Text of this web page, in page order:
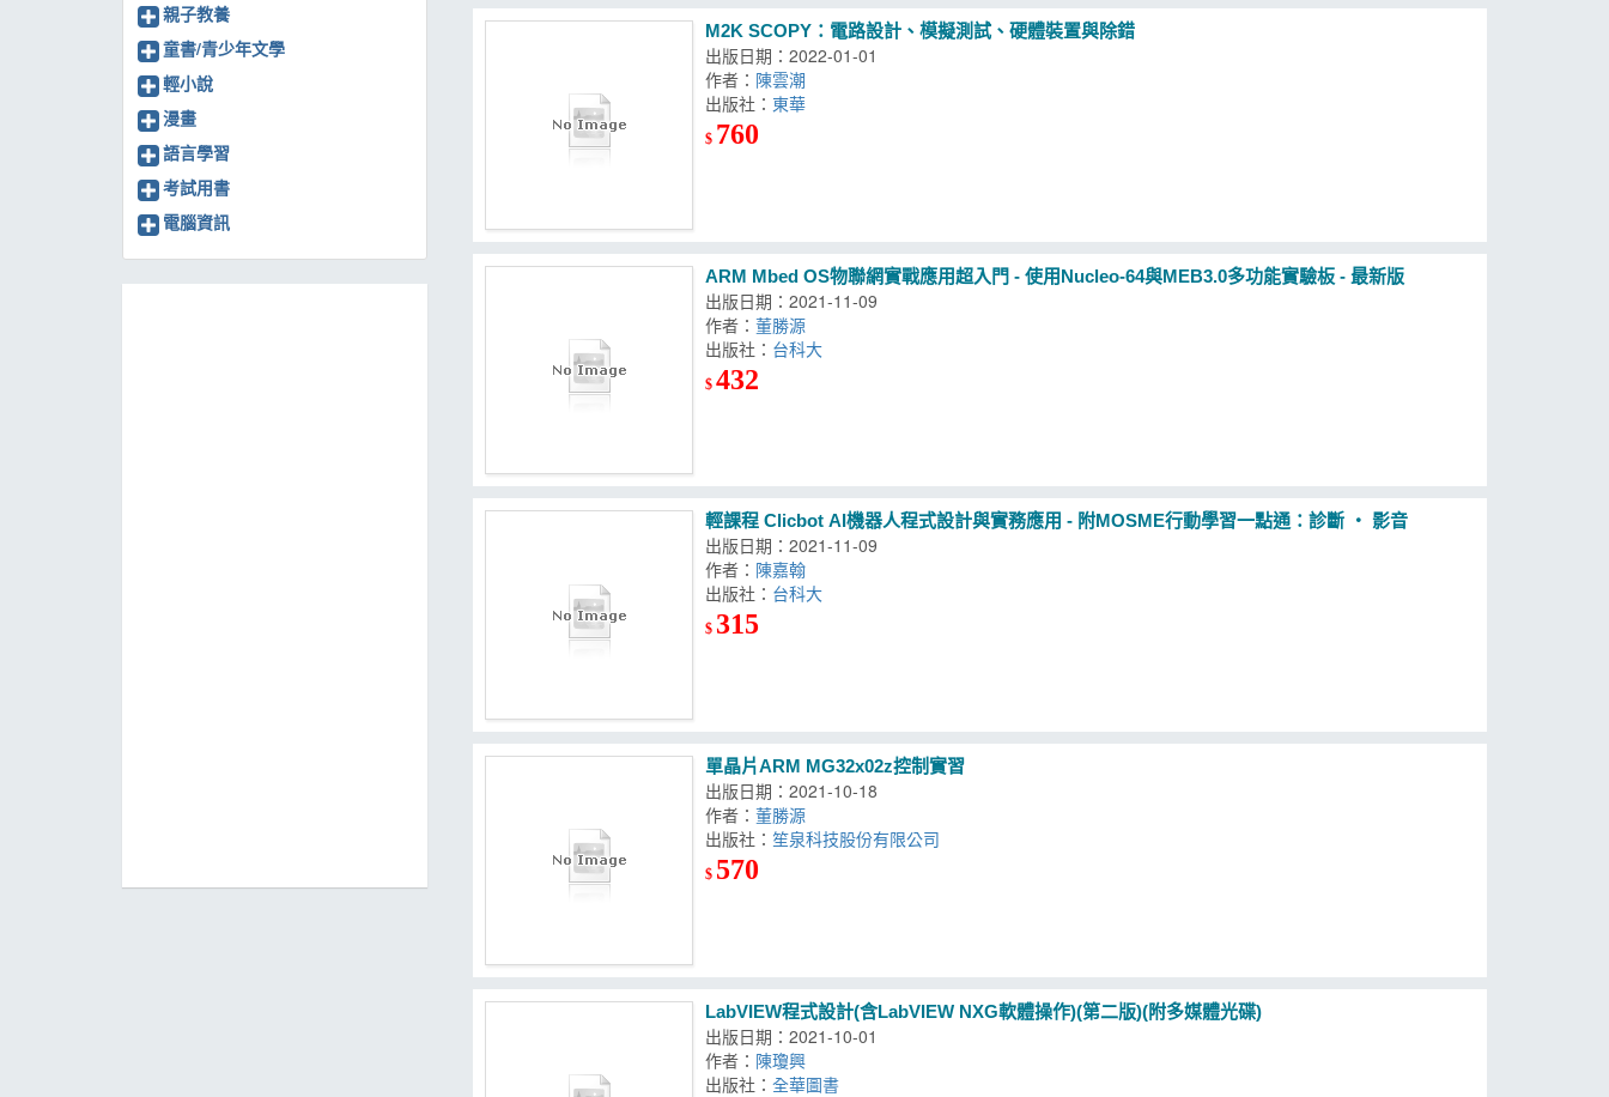
M2K SCOPY：電路設計、模擬測試、硬體裝置與除錯
出版日期：2022-01-01
作者： 陳雲潮
出版社：
$ 760
ARM Mbed OS物聯網實戰應用超入門 - 使用Nucleo-64與MEB3.0多功能實驗板 - 最新版
出版日期：2021-11-09
作者：董勝源
出版社：
$432
輕課程 Clicbot AI機器人程式設計與實務應用 - 附MOSME行動學習一點通：診斷 ‧ 影音
出版日期：2021-11-09
作者： 陳嘉翰
出版社：
$ 315
單晶片ARM MG32x02z控制實習
出版日期：2021-10-18
作者：董勝源
出版社：
$ 570
LabVIEW程式設計(含LabVIEW NXG軟體操作)(第二版)(附多媒體光碟)
出版日期：2021-10-01
作者： 陳瓊興
出版社：
親子教養
童書/青少年文學
輕小說
漫畫
語言學習
考試用書
電腦資訊